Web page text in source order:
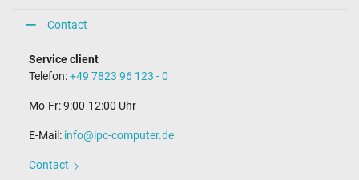
Contact
Service client
Telefon:+49 7823 96 123 - 0
Mo-Fr: 9:00-12:00 Uhr
E-Mail: info@ipc-computer.de
Contact